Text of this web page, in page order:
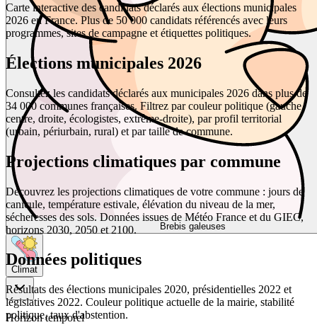
Brebis galeuses
Climat
Horizon temporel
Carte interactive des candidats déclarés aux élections municipales
2026 en France. Plus de 50 000 candidats référencés avec leurs
programmes, sites de campagne et étiquettes politiques.
Élections municipales 2026
Consultez les candidats déclarés aux municipales 2026 dans plus de
34 000 communes françaises. Filtrez par couleur politique (gauche,
centre, droite, écologistes, extrême-droite), par profil territorial
(urbain, périurbain, rural) et par taille de commune.
Projections climatiques par commune
Découvrez les projections climatiques de votre commune : jours de
canicule, température estivale, élévation du niveau de la mer,
sécheresses des sols. Données issues de Météo France et du GIEC,
horizons 2030, 2050 et 2100.
Données politiques
Résultats des élections municipales 2020, présidentielles 2022 et
législatives 2022. Couleur politique actuelle de la mairie, stabilité
politique, taux d'abstention.